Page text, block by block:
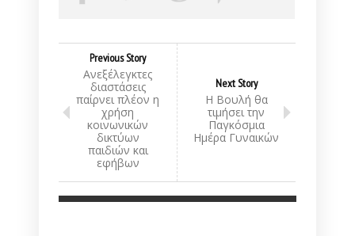
Previous Story
Ανεξέλεγκτες
διαστάσεις
παίρνει πλέον η
χρήση
κοινωνικών
δικτύων
παιδιών και
εφήβων
Next Story
Η Βουλή θα
τιμήσει την
Παγκόσμια
Ημέρα Γυναικών